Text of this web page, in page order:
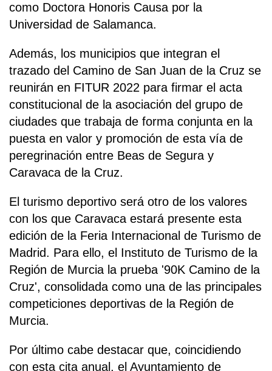
como Doctora Honoris Causa por la
Universidad de Salamanca.
Además, los municipios que integran el
trazado del Camino de San Juan de la Cruz se
reunirán en FITUR 2022 para firmar el acta
constitucional de la asociación del grupo de
ciudades que trabaja de forma conjunta en la
puesta en valor y promoción de esta vía de
peregrinación entre Beas de Segura y
Caravaca de la Cruz.
El turismo deportivo será otro de los valores
con los que Caravaca estará presente esta
edición de la Feria Internacional de Turismo de
Madrid. Para ello, el Instituto de Turismo de la
Región de Murcia la prueba '90K Camino de la
Cruz', consolidada como una de las principales
competiciones deportivas de la Región de
Murcia.
Por último cabe destacar que, coincidiendo
con esta cita anual, el Ayuntamiento de